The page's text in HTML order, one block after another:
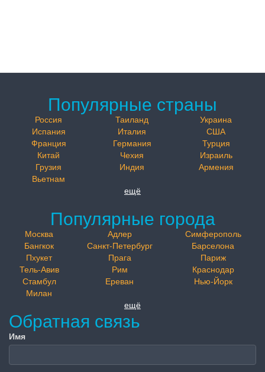
Популярные страны
Россия Таиланд
Украина
Испания
Италия
США
Франция
Германия
Турция
Китай
Чехия
Израиль
Грузия
Индия
Армения
Вьетнам
ещё
Популярные города
Москва Адлер
Симферополь
Бангкок
Санкт-Петербург
Барселона
Пхукет
Прага
Париж
Тель-Авив
Рим
Краснодар
Стамбул
Ереван
Нью-Йорк
Милан
ещё
Обратная связь
Имя